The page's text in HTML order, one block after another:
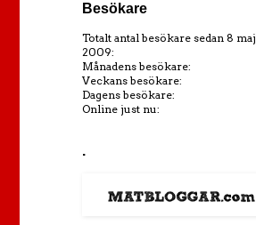
Besökare
Totalt antal besökare sedan 8 maj
2009:
Månadens besökare:
Veckans besökare:
Dagens besökare:
Online just nu:
.